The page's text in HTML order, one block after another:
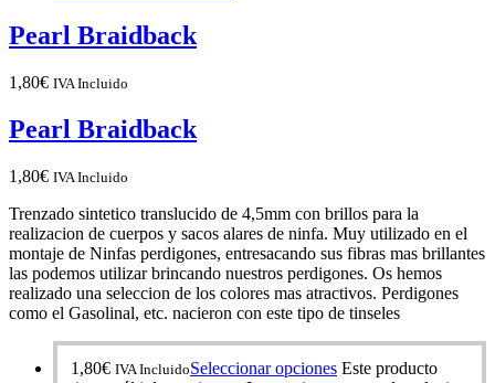
Pearl Braidback
1,80€ IVA Incluido
Pearl Braidback
1,80€ IVA Incluido
Trenzado sintetico translucido de 4,5mm con brillos para la
realizacion de cuerpos y sacos alares de ninfa. Muy utilizado en el
montaje de Ninfas perdigones, entresacando sus fibras mas brillantes
las podemos utilizar brincando nuestros perdigones. Os hemos
realizado una seleccion de los colores mas atractivos. Perdigones
como el Gasolinal, etc. nacieron con este tipo de tinseles
1,80€ IVA IncluidoSeleccionar opciones Este producto